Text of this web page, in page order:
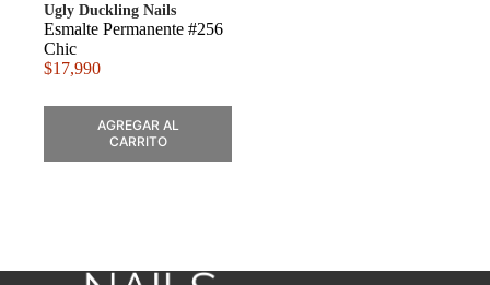
Ugly Duckling Nails
Esmalte Permanente #256
Chic
$17,990
AGREGAR AL
CARRITO